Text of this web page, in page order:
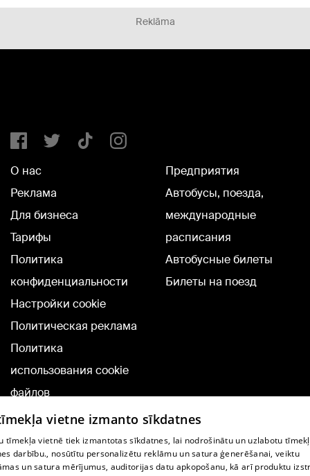
Reklāma
О нас
Реклама
Для бизнеса
Тарифы
Политика
конфиденциальности
Настройки cookie
Политическая реклама
Политика
использования cookie
файлов
Добавление
комментариев
Предприятия
Автобусы, поезда,
международные
расписания
Автобусные билеты
Билеты на поезд
TВ-программа
vietne izmanto sīkdatnes
tīmekļa vietnē tiek izmantotas sīkdatnes, lai nodrošinātu un uzlabotu
darbību., nosūtītu personalizētu reklāmu un satura ģenerēšanai, veiktu
un satura mērījumus, auditorijas datu apkopošanu, kā arī produktu